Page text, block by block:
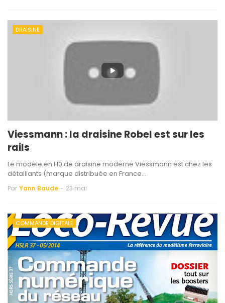
DRAISINE
Viessmann : la draisine Robel est sur les
rails
Le modèle en H0 de draisine moderne Viessmann est chez les
détaillants (marque distribuée en France…
Par Yann Baude - 23 mai
COMMANDE DIGITALE